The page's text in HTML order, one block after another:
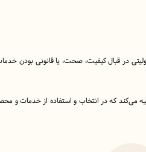
در قبال کیفیت، صحت، یا قانونی بودن
می‌کند که در انتخاب و استفاده از خدمات و